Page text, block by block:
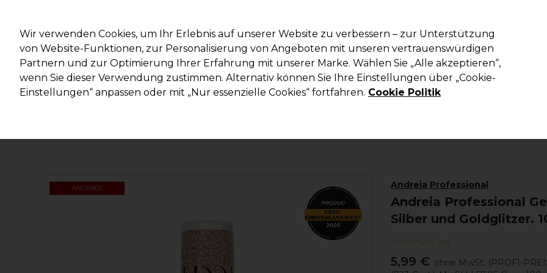
Suchen
Marken Deals Haare Elektrogeräte Saloneinrichtung Kosmetik Herrenfriseur Inspiration Die Professional
Lieferung und Lieferzeiten
Andreia Professional
Andreia Professional
Silber und Goldglitzer.
(0)
5,99 € ohne MwSt. (PROFI-
ANGEBOT
Wir verwenden Cookies, um Ihr Erlebnis auf unserer Website zu verbessern – zur Unterstützung
von Website-Funktionen, zur Personalisierung von Angeboten mit unseren vertrauenswürdigen
Partnern und zur Optimierung Ihrer Erfahrung mit unserer Marke. Wählen Sie „Alle akzeptieren“,
wenn Sie dieser Verwendung zustimmen. Alternativ können Sie Ihre Einstellungen über „Cookie-
Einstellungen“ anpassen oder mit „Nur essenzielle Cookies“ fortfahren. Cookie Politik